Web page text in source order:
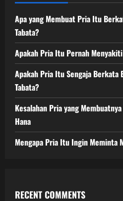
Apa yang Membuat Pria Itu
Tabata?
Apakah Pria Itu Pernah Menyakiti
Apakah Pria Itu Sengaja Berkata
Tabata?
Kesalahan Pria yang
Hana
Mengapa Pria Itu Ingin Meminta
RECENT COMMENTS